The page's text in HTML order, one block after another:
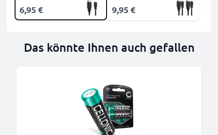
6,95 € 9,95 €
Das könnte Ihnen auch gefallen